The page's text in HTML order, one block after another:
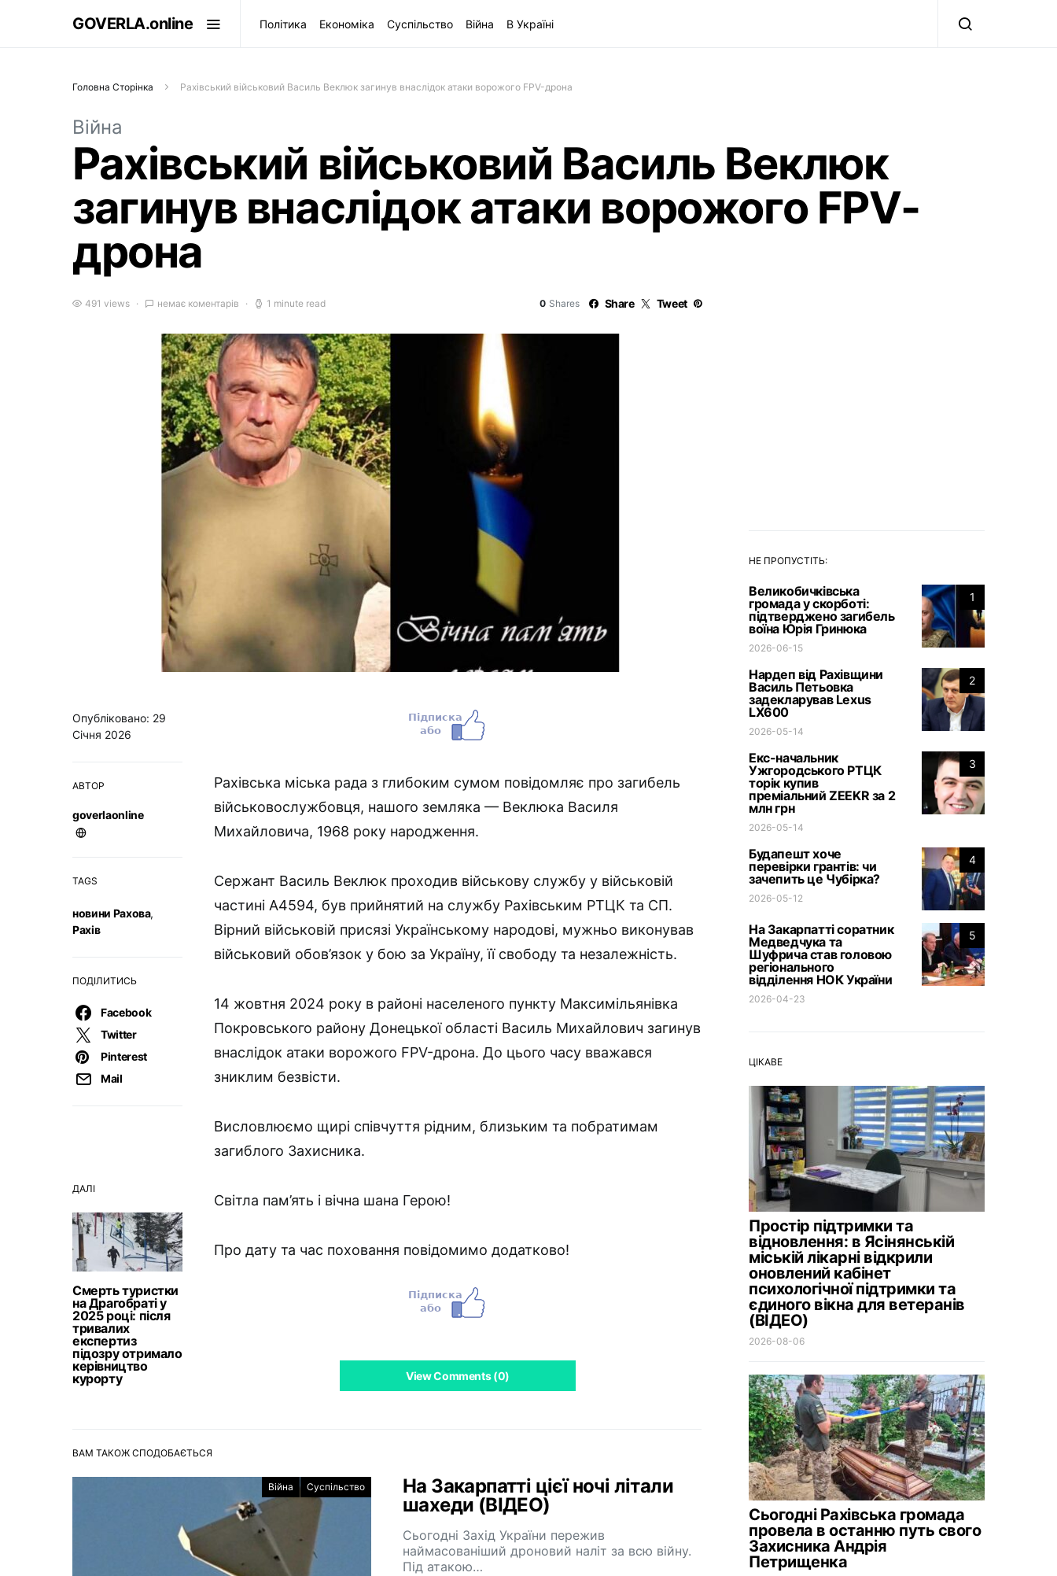
GOVERLA.online Політика Економіка Суспільство Війна В Україні
Головна Сторінка Рахівський військовий Василь Веклюк загинув внаслідок атаки ворожого FPV-дрона
Війна
Рахівський військовий Василь Веклюк
загинув внаслідок атаки ворожого FPV-
дрона
491 views немає коментарів 1 minute read 0 Shares Share Tweet
ДАЛІ
Смерть туристки
на Драгобраті у
2025 році: після
тривалих
експертиз
підозру отримало
керівництво
курорту
Опубліковано: 29
Січня 2026
АВТОР
goverlaonline
TAGS
новини Рахова,
Рахів
ПОДІЛИТИСЬ
Facebook
Twitter
Pinterest
Mail
Рахівська міська рада з глибоким сумом повідомляє про загибель
військовослужбовця, нашого земляка — Веклюка Василя
Михайловича, 1968 року народження.
Сержант Василь Веклюк проходив військову службу у військовій
частині А4594, був прийнятий на службу Рахівським РТЦК та СП.
Вірний військовій присязі Українському народові, мужньо виконував
військовий обов’язок у бою за Україну, її свободу та незалежність.
14 жовтня 2024 року в районі населеного пункту Максимільянівка
Покровського району Донецької області Василь Михайлович загинув
внаслідок атаки ворожого FPV-дрона. До цього часу вважався
зниклим безвісти.
Висловлюємо щирі співчуття рідним, близьким та побратимам
загиблого Захисника.
Світла пам’ять і вічна шана Герою!
Про дату та час поховання повідомимо додатково!
View Comments (0)
ВАМ ТАКОЖ СПОДОБАЄТЬСЯ
Війна Суспільство
На Закарпатті цієї ночі літали
шахеди (ВІДЕО)
Сьогодні Захід України пережив
наймасованіший дроновий наліт за всю війну.
Під атакою…
НЕ ПРОПУСТІТЬ:
1
Великобичківська
громада у скорботі:
підтверджено загибель
воїна Юрія Гринюка
2026-06-15
2
Нардеп від Рахівщини
Василь Петьовка
задекларував Lexus
LX600
2026-05-14
3
Екс-начальник
Ужгородського РТЦК
торік купив
преміальний ZEEKR за 2
млн грн
2026-05-14
4
Будапешт хоче
перевірки грантів: чи
зачепить це Чубірка?
2026-05-12
5
На Закарпатті соратник
Медведчука та
Шуфрича став головою
регіонального
відділення НОК України
2026-04-23
ЦІКАВЕ
Простір підтримки та
відновлення: в Ясінянській
міській лікарні відкрили
оновлений кабінет
психологічної підтримки та
єдиного вікна для ветеранів
(ВІДЕО)
2026-08-06
Сьогодні Рахівська громада
провела в останню путь свого
Захисника Андрія
Петрищенка